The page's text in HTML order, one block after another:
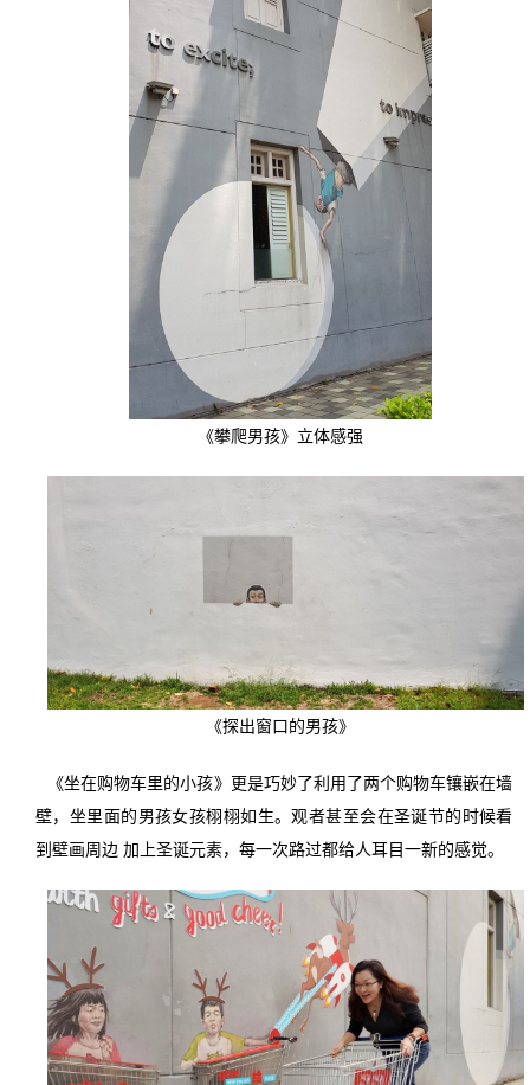
《攀爬男孩》立体感强
《探出窗口的男孩》
《坐在购物车里的小孩》更是巧妙了利用了两个购物车镶嵌在墙
壁，坐里面的男孩女孩栩栩如生。观者甚至会在圣诞节的时候看
到壁画周边 加上圣诞元素，每一次路过都给人耳目一新的感觉。